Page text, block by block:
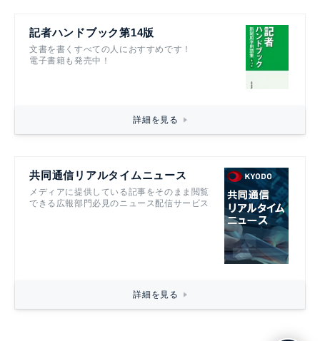
記者ハンドブック第14版
文書を書くすべての人におすすめです！
電子書籍も発売中！
詳細を見る
共同通信リアルタイムニュース
メディアに提供している記事をそのまま閲覧
できる広報部門必見のニュース配信サービス
詳細を見る